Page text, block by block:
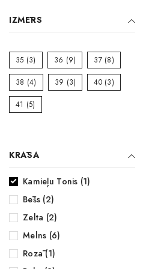
Maxi kleitas
IZMĒRS
35 (3) 36 (9) 37(8)
38 (4) 39 (3) 40(3)
41 (5)
KRĀSA
Kamieļu Tonis (1)
Bēšs (2)
Zelta (2)
Melns (6)
Rozā (1)